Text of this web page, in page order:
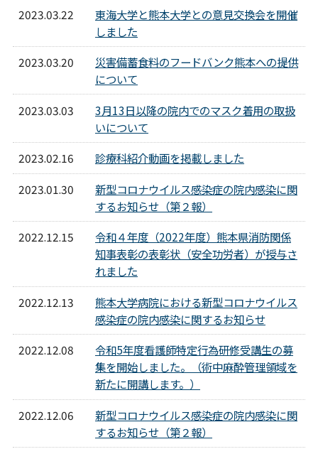
2023.03.22
東海大学と熊本大学との意見交換会を開催
しました
2023.03.20
災害備蓄食料のフードバンク熊本への提供
について
2023.03.03
3月13日以降の院内でのマスク着用の取扱
いについて
2023.02.16
診療科紹介動画を掲載しました
2023.01.30
新型コロナウイルス感染症の院内感染に関
するお知らせ（第２報）
2022.12.15
令和４年度（2022年度）熊本県消防関係
知事表彰の表彰状（安全功労者）が授与さ
れました
2022.12.13
熊本大学病院における新型コロナウイルス
感染症の院内感染に関するお知らせ
2022.12.08
令和5年度看護師特定行為研修受講生の募
集を開始しました。（術中麻酔管理領域を
新たに開講します。）
2022.12.06
新型コロナウイルス感染症の院内感染に関
するお知らせ（第２報）